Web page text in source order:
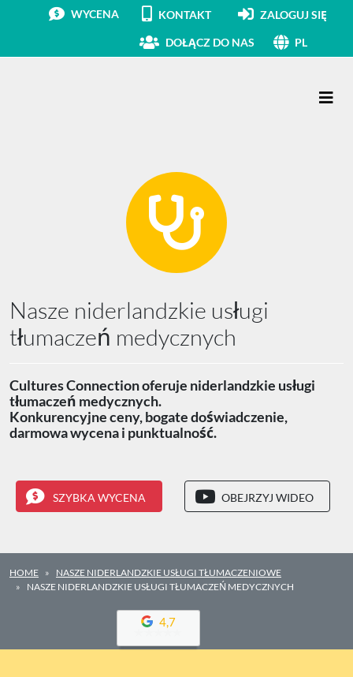
WYCENA KONTAKT ZALOGUJ SIĘ
DOŁĄCZ DO NAS PL
Nasze niderlandzkie usługi
tłumaczeń medycznych
Cultures Connection oferuje niderlandzkie usługi
tłumaczeń medycznych.
Konkurencyjne ceny, bogate doświadczenie,
darmowa wycena i punktualność.
SZYBKA WYCENA OBEJRZYJ WIDEO
HOME
NASZE NIDERLANDZKIE USŁUGI TŁUMACZENIOWE
NASZE NIDERLANDZKIE USŁUGI TŁUMACZEŃ MEDYCZNYCH
4,7